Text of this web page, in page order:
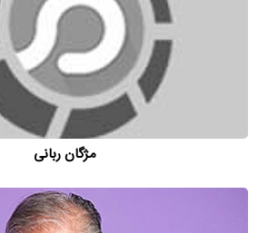
مژگان ربانی